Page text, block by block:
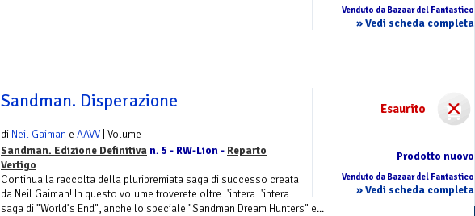
Venduto da Bazaar del Fantastico
» Vedi scheda completa
Esaurito
Prodotto nuovo
Venduto da Bazaar del Fantastico
» Vedi scheda completa
Sandman. Disperazione
di Neil Gaiman e AAVV | Volume
Sandman. Edizione Definitiva n. 5 - RW-Lion - Reparto
Vertigo
Continua la raccolta della pluripremiata saga di successo creata
da Neil Gaiman! In questo volume troverete oltre l'intera l'intera
saga di "World's End", anche lo speciale "Sandman Dream Hunters" e...